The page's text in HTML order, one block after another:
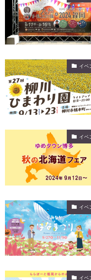
イベ
イベ
イベ
イベ